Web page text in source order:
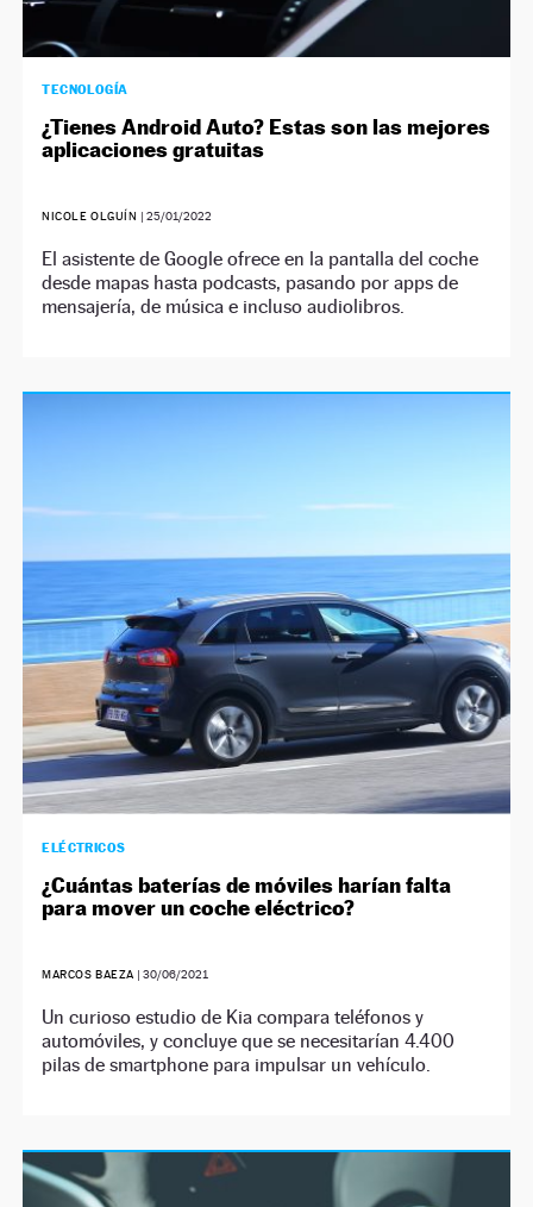
TECNOLOGÍA
¿Tienes Android Auto? Estas son las mejores
aplicaciones gratuitas
NICOLE OLGUÍN | 25/01/2022
El asistente de Google ofrece en la pantalla del coche
desde mapas hasta podcasts, pasando por apps de
mensajería, de música e incluso audiolibros.
ELÉCTRICOS
¿Cuántas baterías de móviles harían falta
para mover un coche eléctrico?
MARCOS BAEZA |30/06/2021
Un curioso estudio de Kia compara teléfonos y
automóviles, y concluye que se necesitarían 4.400
pilas de smartphone para impulsar un vehículo.